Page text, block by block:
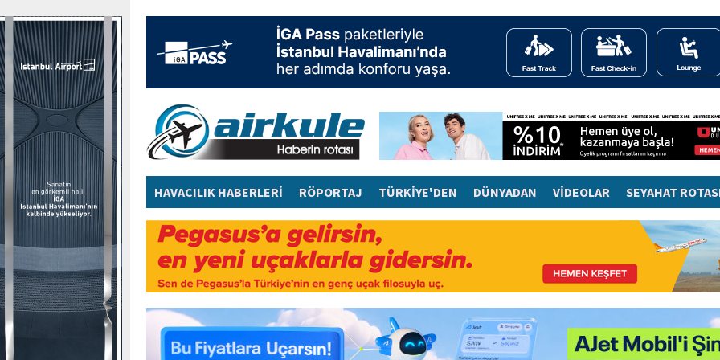
HAVACILIK HABERLERİ RÖPORTAJ TÜRKİYE'DEN DÜNYADAN VİDEOLAR SEYAHAT